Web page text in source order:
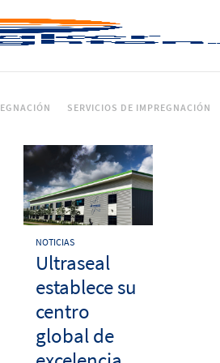
SERVICIOS DE IMPREGNACIÓN
NOTICIAS
Ultraseal
establece su
centro
global de